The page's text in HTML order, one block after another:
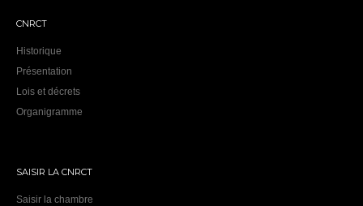
CNRCT
Historique
Présentation
Lois et décrets
Organigramme
SAISIR LA CNRCT
Saisir la chambre